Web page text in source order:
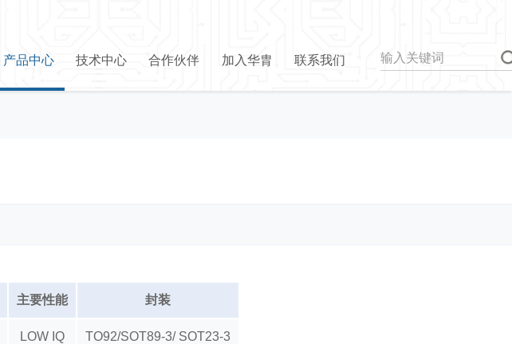
产品中心 技术中心 合作伙伴 加入华胄 联系我们
主要性能 封装
LOW IQ TO92/SOT89-3/ SOT23-3